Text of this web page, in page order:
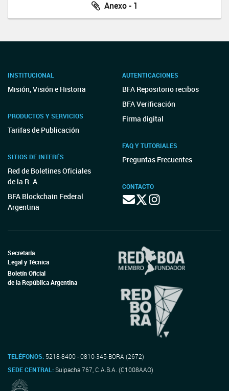
Anexo - 1
INSTITUCIONAL
Misión, Visión e Historia
PRODUCTOS Y SERVICIOS
Tarifas de Publicación
SITIOS DE INTERÉS
Red de Boletines Oficiales
de la R. A.
BFA Blockchain Federal
Argentina
AUTENTICACIONES
BFA Repositorio recibos
BFA Verificación
Firma digital
FAQ Y TUTORIALES
Preguntas Frecuentes
CONTACTO
Secretaría
Legal y Técnica
Boletín Oficial
de la República Argentina
TELÉFONOS: 5218-8400 - 0810-345-BORA (2672)
SEDE CENTRAL:Suipacha 767, C.A.B.A. (C1008AAO)